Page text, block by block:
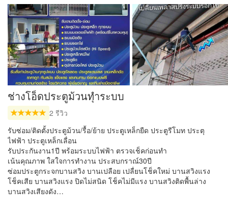
ช่างโอ็ดประตูม้วนทุำระบบ
2 รีวิว
รับซ่อม/ติดตั้งประตูม้วน/รื้อ/ย้าย ประตูเหล็กยืด ประตูรีโมท ประตุ
ไฟฟ้า ประตูเหล็กเลื่อน
รับประกันงาน1ปี พร้อมระบบไฟฟ้า ตรวจเช็คก่อนทำ
เน้นคุณภาพ ใสใจการทำงาน ประสบกราณ์30ปี
ซ่อมประตูกระจกบานสวิง บานเปลือย เปลื่ยนโช็คใหม่ บานสวิงแรง
โช็คเสีย บานสวิงแรง ปิดไม่สนิด โช็คไม่มีแรง บานสวิงติดพื้นล่าง
บานสวิงเสียงดัง…